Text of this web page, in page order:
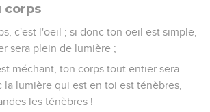
corps
c'est l'oeil ; si donc ton oeil est simple,
sera plein de lumière ;
méchant, ton corps tout entier sera
la lumière qui est en toi est ténèbres,
les ténèbres !